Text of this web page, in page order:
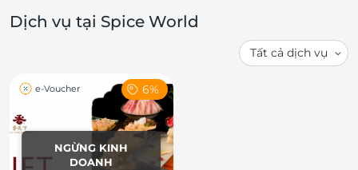
Dịch vụ tại Spice World
NGỪNG KINH
DOANH
e-Voucher 6%